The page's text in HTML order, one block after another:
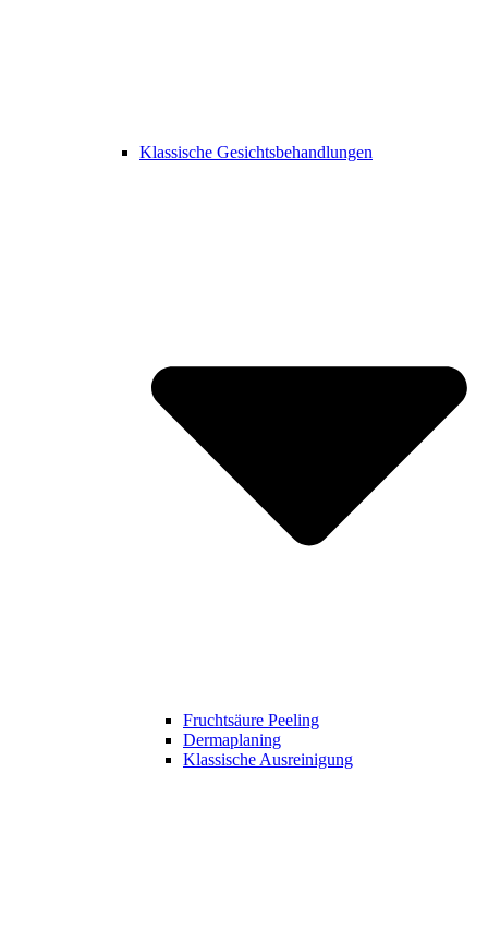
Klassische Gesichtsbehandlungen
Fruchtsäure Peeling
Dermaplaning
Klassische Ausreinigung